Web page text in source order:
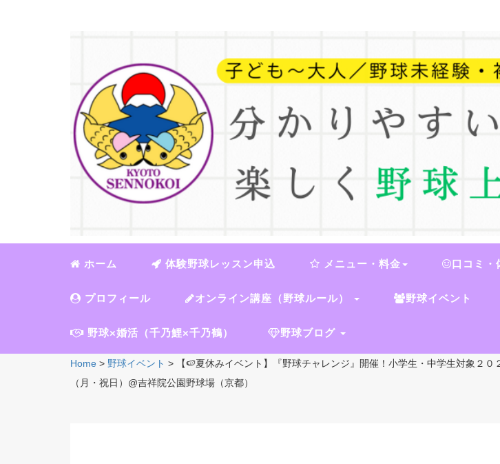
ホーム 体験野球レッスン申込 メニュー・料金 口コミ・
プロフィール オンライン講座（野球ルール） 野球イベント
野球×婚活（千乃鯉×千乃鶴） 野球ブログ
Home > 野球イベント >
【🍉夏休みイベント】『野球チャレンジ』開催！小学生・中学生対象２０
（月・祝日）@吉祥院公園野球場（京都）